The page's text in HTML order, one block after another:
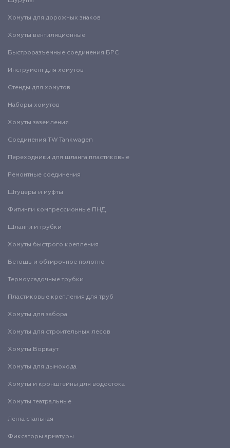
Хомуты для дорожных знаков
Хомуты вентиляционные
Быстроразъемные соединения БРС
Инструмент для хомутов
Стенды для хомутов
Наборы хомутов
Хомуты заземления
Соединения TW Tankwagen
Переходники для шланга пластиковые
Ремонтные соединения
Штуцеры и муфты
Фитинги компрессионные ПНД
Шланги и трубки
Хомуты быстрого крепления
Ветошь и обтирочное полотно
Термоусадочные трубки
Пластиковые крепления для труб
Хомуты для забора
Хомуты для строительных лесов
Хомуты Воркаут
Хомуты для дымохода
Хомуты и кронштейны для водостока
Хомуты театральные
Лента стальная
Фиксаторы арматуры